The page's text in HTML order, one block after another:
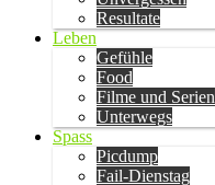
Resultate
Leben
Gefühle
Food
Filme und Serien
Unterwegs
Spass
Picdump
Fail-Dienstag